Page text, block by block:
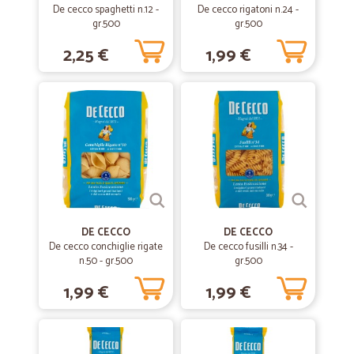
25/02/2022
Giorgio V.
Tutto ok prezzo e consegna
Tutto ok prezzo e consegna
—Sabrina M.
Tutto ok
Tutto ok! Consegna veloce e prodotti integri e freschi.
27/06/2020
—Mario angelo P.
Consegne regolari ottimi corrieri e…
Consegne regolari ottimi corrieri e prodotti di qualità
—Concetta A.
De cecco spaghetti n.12 -
gr.500
2,25 €
De cecco rigatoni n.24 -
gr.500
1,99 €
DE CECCO
De cecco conchiglie rigate
n.50 - gr.500
1,99 €
DE CECCO
De cecco fusilli n.34 -
gr.500
1,99 €